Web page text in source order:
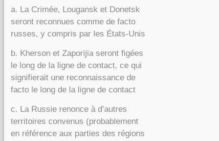
a. La Crimée, Lougansk et Donetsk
seront reconnues comme de facto
russes, y compris par les États-Unis
b. Kherson et Zaporijia seront figées
le long de la ligne de contact, ce qui
signifierait une reconnaissance de
facto le long de la ligne de contact
c. La Russie renonce à d’autres
territoires convenus (probablement
en référence aux parties des régions